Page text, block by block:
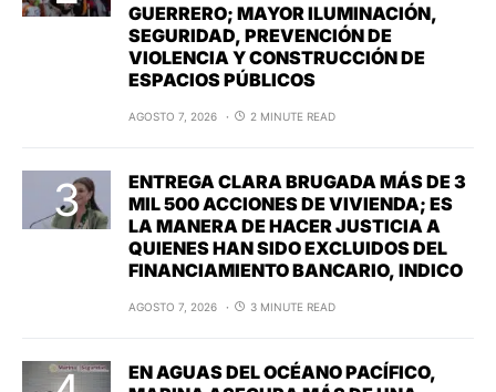
GUERRERO; MAYOR ILUMINACIÓN,
SEGURIDAD, PREVENCIÓN DE
VIOLENCIA Y CONSTRUCCIÓN DE
ESPACIOS PÚBLICOS
AGOSTO 7, 2026 2 MINUTE READ
ENTREGA CLARA BRUGADA MÁS DE 3
MIL 500 ACCIONES DE VIVIENDA; ES
LA MANERA DE HACER JUSTICIA A
QUIENES HAN SIDO EXCLUIDOS DEL
FINANCIAMIENTO BANCARIO, INDICO
AGOSTO 7, 2026 3 MINUTE READ
EN AGUAS DEL OCÉANO PACÍFICO,